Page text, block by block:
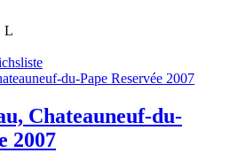
L
Chateauneuf-du-
2007